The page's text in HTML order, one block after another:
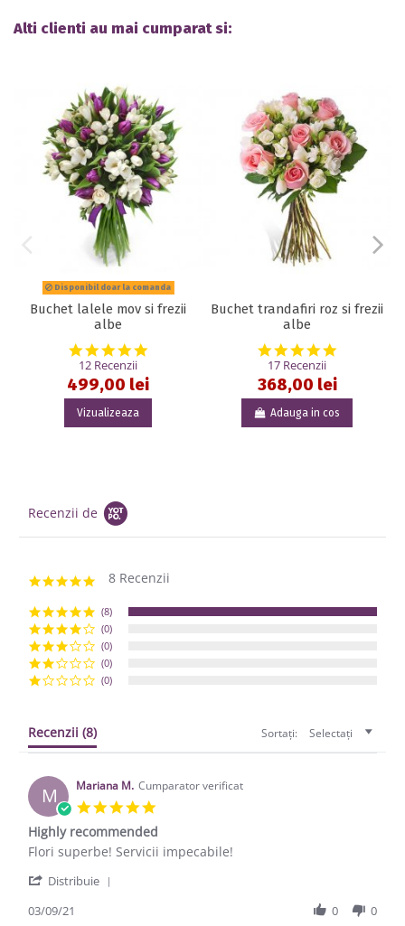
Alti clienti au mai cumparat si:
Disponibil doar la comanda
Buchet lalele mov si frezii
albe
5.0 star rating
12 Recenzii
499,00 lei
Vizualizeaza
Buchet trandafiri roz si frezii
albe
4.9 star
17 Recenzii
368,00 lei
Adauga in cos
Recenzii de
5.0 star rating
8 Recenzii
(8)
(0)
(0)
(0)
(0)
Recenzii (8) Sortați: Selectați
M Mariana M. Cumparator verificat
Highly recommended
Review by Mariana M. on 3 Sep 2021
review stating Highly recommended
Flori superbe! Servicii impecabile!
Distribuie
03/09/21 0 0